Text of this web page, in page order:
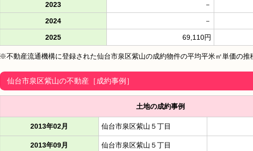
2023 －
2024 －
2025 69,110円
※不動産流通機構に登録された仙台市泉区紫山の成約物件の平均平米㎡単価の推
仙台市泉区紫山の不動産［成約事例］
土地の成約事例
2013年02月 仙台市泉区紫山５丁目
2013年09月 仙台市泉区紫山５丁目